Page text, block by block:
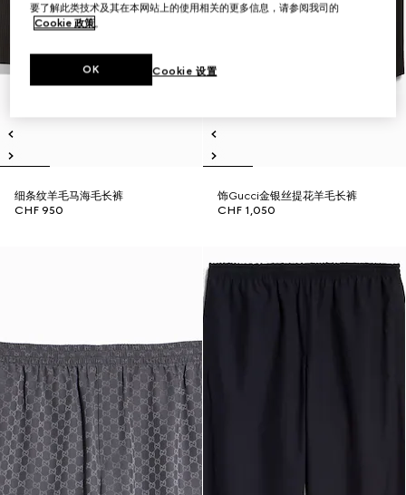
细条纹羊毛马海毛长裤
CHF 950
饰Gucci金银丝提花羊毛长裤
CHF 1,050
要了解此类技术及其在本网站上的使用相关的更多信息，请参阅我司的
Cookie 政策。
Cookie 设置
OK